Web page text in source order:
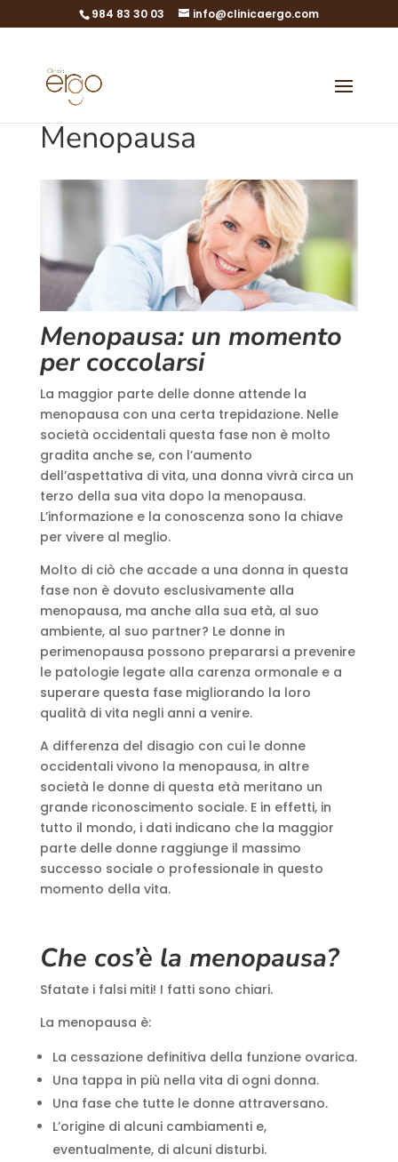
984 83 30 03 info@clinicaergo.com
Menopausa
Menopausa: un momento
per coccolarsi
La maggior parte delle donne attende la
menopausa con una certa trepidazione. Nelle
società occidentali questa fase non è molto
gradita anche se, con l’aumento
dell’aspettativa di vita, una donna vivrà circa un
terzo della sua vita dopo la menopausa.
L’informazione e la conoscenza sono la chiave
per vivere al meglio.
Molto di ciò che accade a una donna in questa
fase non è dovuto esclusivamente alla
menopausa, ma anche alla sua età, al suo
ambiente, al suo partner? Le donne in
perimenopausa possono prepararsi a prevenire
le patologie legate alla carenza ormonale e a
superare questa fase migliorando la loro
qualità di vita negli anni a venire.
A differenza del disagio con cui le donne
occidentali vivono la menopausa, in altre
società le donne di questa età meritano un
grande riconoscimento sociale. E in effetti, in
tutto il mondo, i dati indicano che la maggior
parte delle donne raggiunge il massimo
successo sociale o professionale in questo
momento della vita.
Che cos’è la menopausa?
Sfatate i falsi miti! I fatti sono chiari.
La menopausa è:
La cessazione definitiva della funzione ovarica.
Una tappa in più nella vita di ogni donna.
Una fase che tutte le donne attraversano.
L’origine di alcuni cambiamenti e,
eventualmente, di alcuni disturbi.